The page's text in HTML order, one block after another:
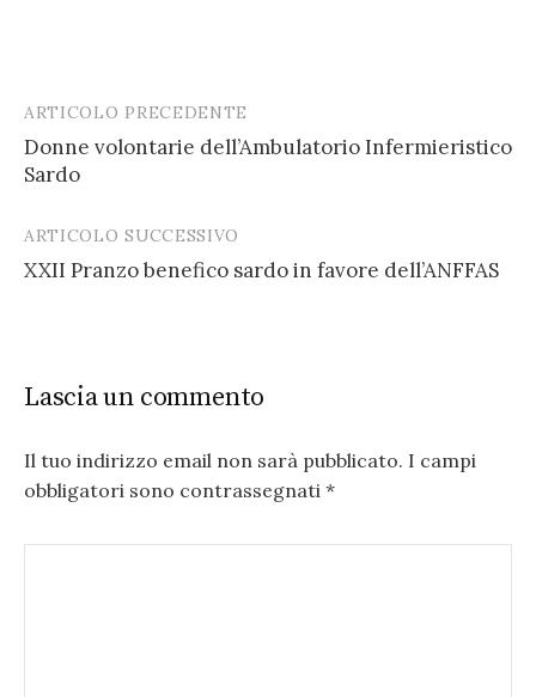
Post
navigation
ARTICOLO PRECEDENTE
Donne volontarie dell’Ambulatorio Infermieristico
Sardo
ARTICOLO SUCCESSIVO
XXII Pranzo benefico sardo in favore dell’ANFFAS
Lascia un commento
Il tuo indirizzo email non sarà pubblicato. I campi
obbligatori sono contrassegnati *